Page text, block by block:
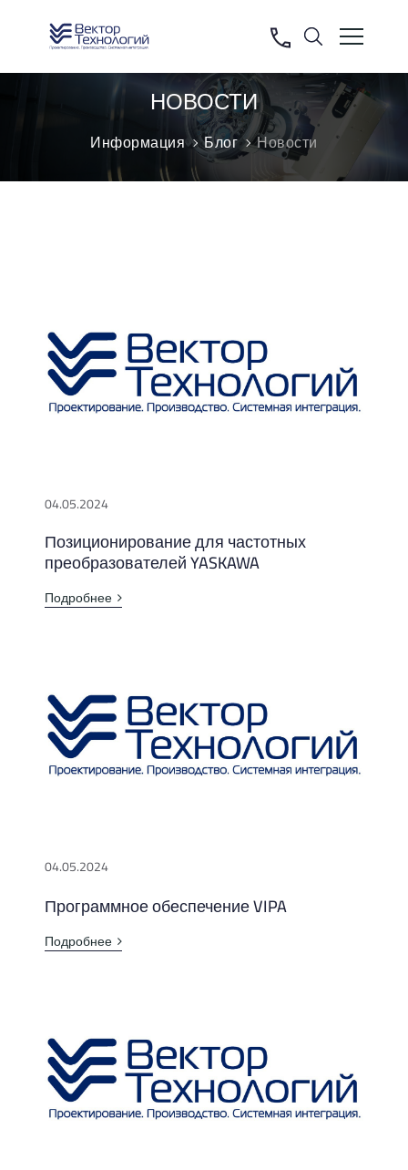
НОВОСТИ
Информация Блог Новости
04.05.2024
Позиционирование для частотных
преобразователей YASKAWA
Подробнее
04.05.2024
Программное обеспечение VIPA
Подробнее